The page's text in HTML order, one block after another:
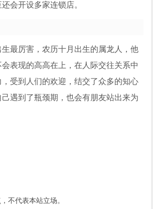
会开设多家连锁店。
最厉害，农历十月出生的属龙人，他
表现的高高在上，在人际交往关系中
受到人们的欢迎，结交了众多的知心
遇到了瓶颈期，也会有朋友站出来为
不代表本站立场。